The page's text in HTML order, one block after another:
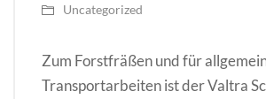
Uncategorized
Zum Forstfräßen und für
Transportarbeiten ist der Valtra